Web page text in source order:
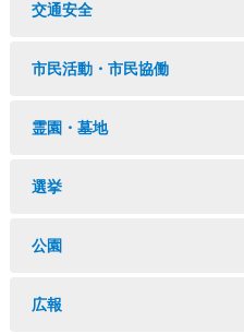
交通安全
市民活動・市民協働
霊園・墓地
選挙
公園
広報